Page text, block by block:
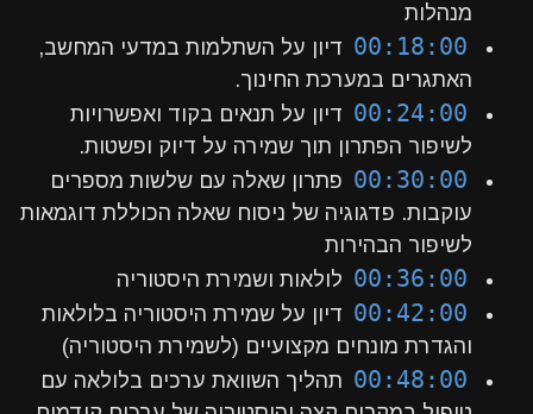
מנהלות
00:18:00 דיון על השתלמות במדעי המחשב,
האתגרים במערכת החינוך.
00:24:00 דיון על תנאים בקוד ואפשרויות
לשיפור הפתרון תוך שמירה על דיוק ופשטות.
00:30:00 פתרון שאלה עם שלשות מספרים
עוקבות. פדגוגיה של ניסוח שאלה הכוללת דוגמאות
לשיפור הבהירות
00:36:00 לולאות ושמירת היסטוריה
00:42:00 דיון על שמירת היסטוריה בלולאות
והגדרת מונחים מקצועיים (לשמירת היסטוריה)
00:48:00 תהליך השוואת ערכים בלולאה עם